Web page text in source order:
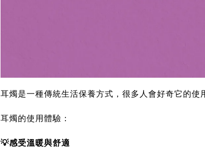
耳燭是一種傳統生活保養方式，很多人會好奇它的使
耳燭的使用體驗：
💡感受溫暖與舒適